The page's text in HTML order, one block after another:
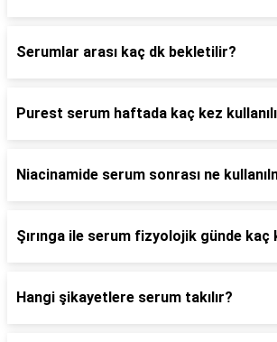
Serumlar arası kaç dk bekletilir?
Purest serum haftada kaç kez
Niacinamide serum sonrası ne
Şırınga ile serum fizyolojik günde kaç
Hangi şikayetlere serum takılır?